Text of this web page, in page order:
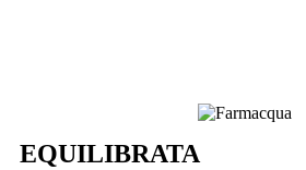
EQUILIBRATA